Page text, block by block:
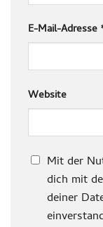
E-Mail-Adresse
Website
Mit der
dich mit
deiner